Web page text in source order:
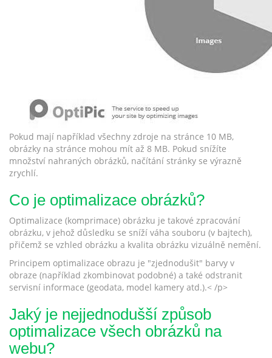
Pokud mají například všechny zdroje na stránce 10 MB,
obrázky na stránce mohou mít až 8 MB. Pokud snížíte
množství nahraných obrázků, načítání stránky se výrazně
zrychlí.
Co je optimalizace obrázků?
Optimalizace (komprimace) obrázku je takové zpracování
obrázku, v jehož důsledku se sníží váha souboru (v bajtech),
přičemž se vzhled obrázku a kvalita obrázku vizuálně nemění.
Principem optimalizace obrazu je "zjednodušit" barvy v
obraze (například zkombinovat podobné) a také odstranit
servisní informace (geodata, model kamery atd.).< /p>
Jaký je nejjednodušší způsob
optimalizace všech obrázků na
webu?